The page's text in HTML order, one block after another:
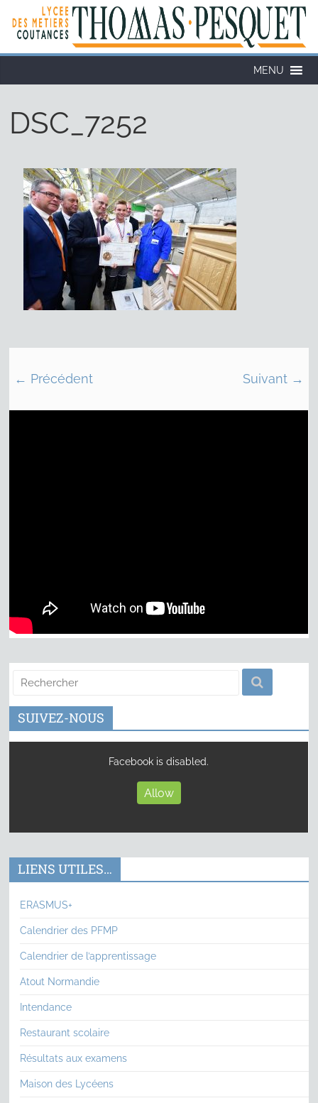
MENU
DSC_7252
← Précédent Suivant →
SUIVEZ-NOUS
Facebook is disabled.
Allow
LIENS UTILES…
ERASMUS+
Calendrier des PFMP
Calendrier de l’apprentissage
Atout Normandie
Intendance
Restaurant scolaire
Résultats aux examens
Maison des Lycéens
Cookies management panel